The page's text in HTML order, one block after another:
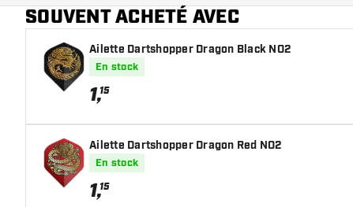
SOUVENT ACHETÉ AVEC
Ailette Dartshopper Dragon Black NO2
En stock
1,15
Ailette Dartshopper Dragon Red NO2
En stock
1,15